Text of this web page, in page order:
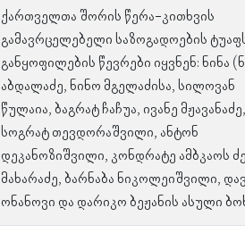
ქართველთა შორის წერა-კითხვის
გამავრცელებელი საზოგადოების
განყოფილების წევრები იყვნენ: ნინა
აბდალაძე, ნინო მგელაძისა, სილოვან
წულაია, ბაგრატ ჩაჩუა, ივანე მჟავანაძე,
სოგრატ თევდორაშვილი, ანტონ
დეკანოზიშვილი, კონდრატე ამბკაოს ძე
მახარაძე, ბარნაბა ნიკოლეიშვილი,
ონანოვი და დარიკო ბეჟანის ასული